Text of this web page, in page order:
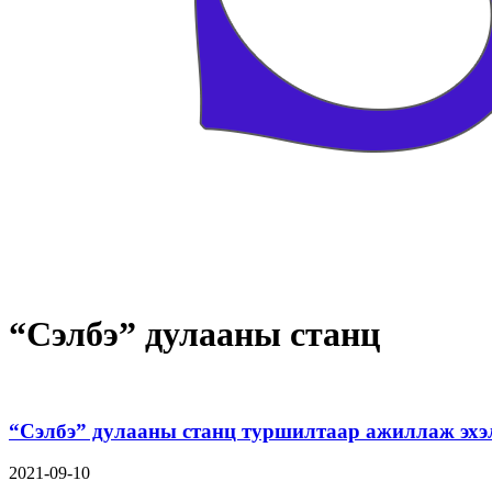
“Сэлбэ” дулааны станц
“Сэлбэ” дулааны станц туршилтаар ажиллаж
2021-09-10